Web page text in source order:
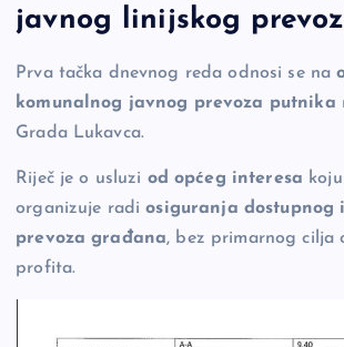
javnog linijskog
Prva tačka dnevnog reda odnosi se na
komunalnog javnog prevoza putnika
Grada Lukavca.
Riječ je o usluzi od općeg interesa
organizuje radiosiguranja dostupnog
prevoza građana, bez primarnog cilja
profita.